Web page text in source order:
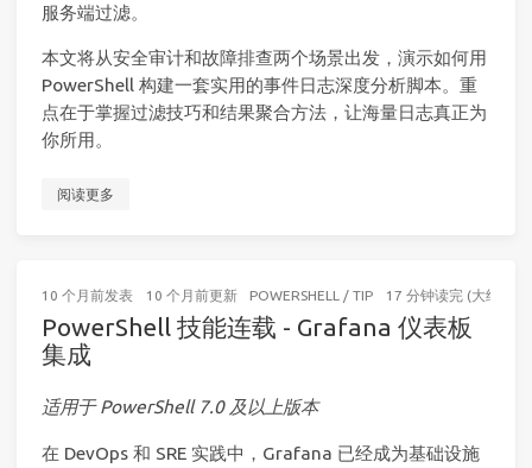
服务端过滤。
本文将从安全审计和故障排查两个场景出发，演示如何用
PowerShell 构建一套实用的事件日志深度分析脚本。重
点在于掌握过滤技巧和结果聚合方法，让海量日志真正为
你所用。
阅读更多
10 个月前发表 10 个月前更新 POWERSHELL / TIP 17 分钟读完 (大约
PowerShell 技能连载 - Grafana 仪表板
集成
适用于 PowerShell 7.0 及以上版本
在 DevOps 和 SRE 实践中，Grafana 已经成为基础设施